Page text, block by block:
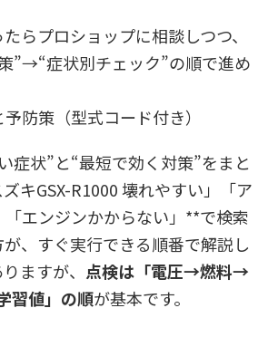
らプロショップに相談しつつ、
”→“症状別チェック”の順で進め
防策（型式コード付き）
症状”と“最短で効く対策”をまと
キGSX-R1000 壊れやすい」「ア
エンジンかからない」**で検索
、すぐ実行できる順番で解説し
ますが、 点検は「電圧→燃料→
習値」の順が基本です。